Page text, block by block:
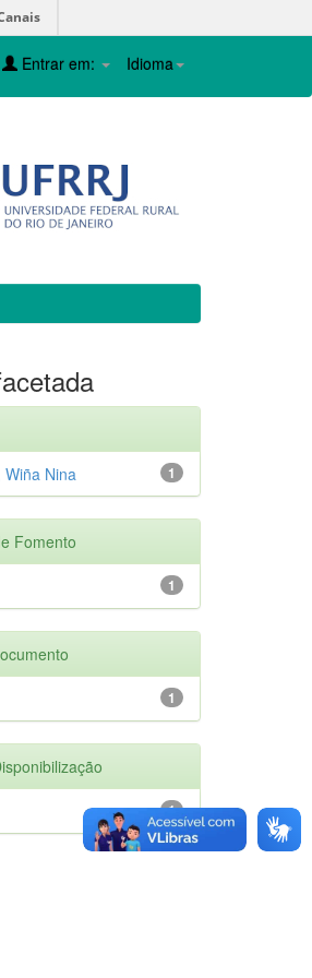
Idioma
Entrar em:
1
Wiña Nina
Fomento
1
1
1